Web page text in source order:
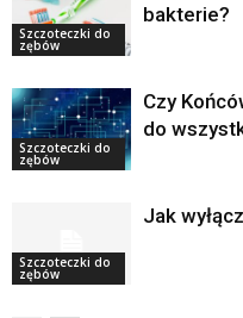
Szczoteczki do
zębów
bakterie?
Szczoteczki do
zębów
Czy
do
Szczoteczki do
zębów
Jak